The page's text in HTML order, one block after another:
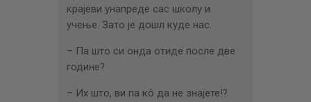
крајеви унапреде сас школу и
учење. Зато је дошл куде нас.
– Па што си онда отиде после две
године?
– Их што, ви па кô да не знајете!?